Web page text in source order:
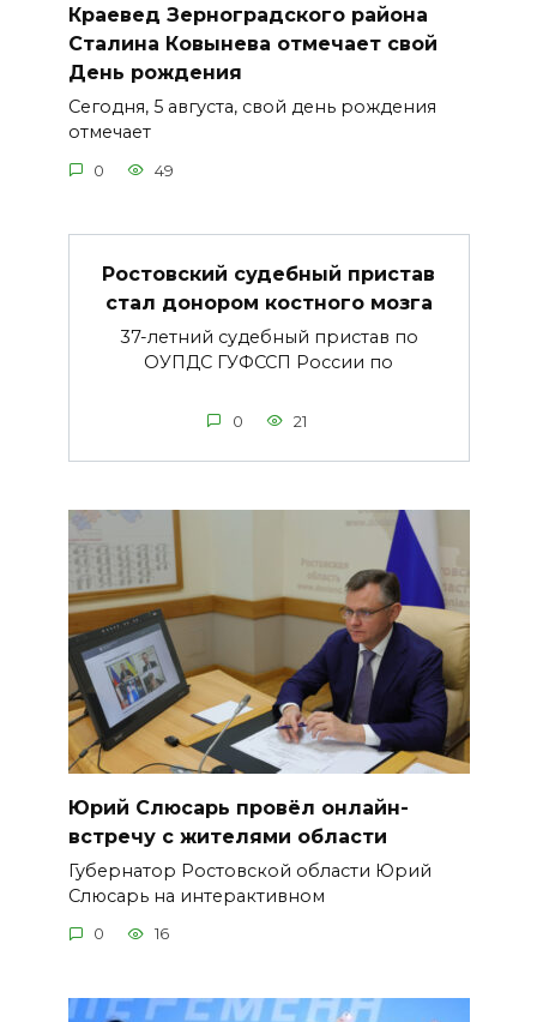
Краевед Зерноградского района
Сталина Ковынева отмечает свой
День рождения
Сегодня, 5 августа, свой день рождения
отмечает
0 49
Ростовский судебный пристав
стал донором костного мозга
37-летний судебный пристав по
ОУПДС ГУФССП России по
0 21
Юрий Слюсарь провёл онлайн-
встречу с жителями области
Губернатор Ростовской области Юрий
Слюсарь на интерактивном
0 16